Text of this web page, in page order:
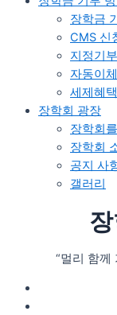
장학금
CMS 신
지정기
자동이체
세제혜택
장학회 광장
장학회
장학회
공지 사
갤러리
“멀리 함께